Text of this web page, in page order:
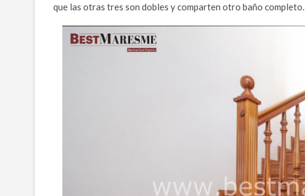
que las otras tres son dobles y comparten otro baño completo.